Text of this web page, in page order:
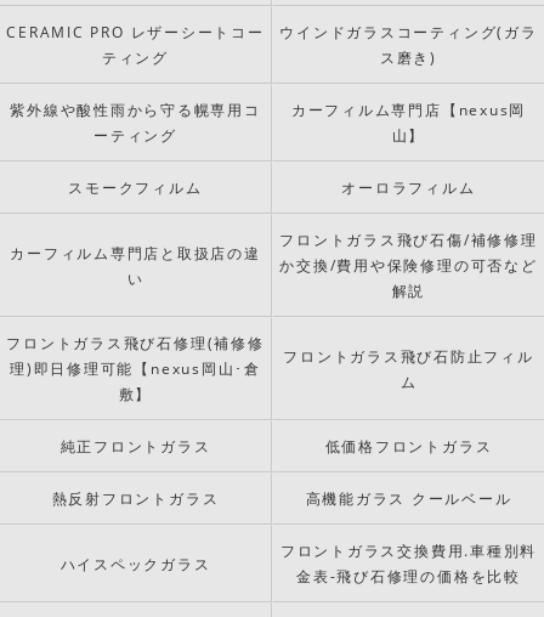
CERAMIC PRO レザーシートコー
ティング
ウインドガラスコーティング(ガラ
ス磨き)
紫外線や酸性雨から守る幌専用コ
ーティング
カーフィルム専門店【nexus岡
山】
スモークフィルム オーロラフィルム
カーフィルム専門店と取扱店の違
い
フロントガラス飛び石傷/補修修理
か交換/費用や保険修理の可否など
解説
フロントガラス飛び石修理(補修修
理)即日修理可能【nexus岡山･倉
敷】
フロントガラス飛び石防止フィル
ム
純正フロントガラス 低価格フロントガラス
熱反射フロントガラス 高機能ガラス クールベール
ハイスペックガラス
フロントガラス交換費用.車種別料
金表-飛び石修理の価格を比較